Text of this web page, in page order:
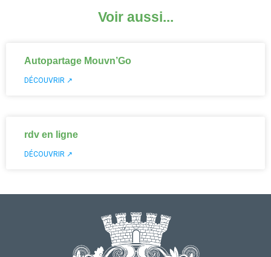
Voir aussi...
Autopartage Mouvn’Go
DÉCOUVRIR ↗
rdv en ligne
DÉCOUVRIR ↗